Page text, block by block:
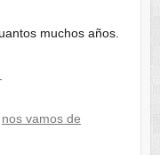
muchos años.
nos vamos de